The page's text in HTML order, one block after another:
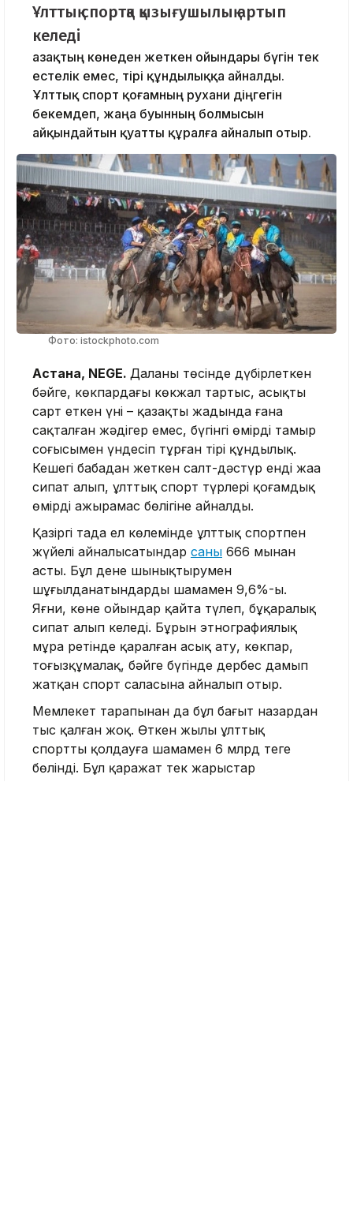
Ұлттық спортқа қызығушылық артып
келеді
Қазақтың көнеден жеткен ойындары бүгін тек
естелік емес, тірі құндылыққа айналды.
Ұлттық спорт қоғамның рухани діңгегін
бекемдеп, жаңа буынның болмысын
айқындайтын қуатты құралға айналып отыр.
Фото: istockphoto.com
Астана, NEGE. Даланың төсінде дүбірлеткен
бәйге, көкпардағы көкжал тартыс, асықтың
сарт еткен үні – қазақтың жадында ғана
сақталған жәдігер емес, бүгінгі өмірдің тамыр
соғысымен үндесіп тұрған тірі құндылық.
Кешегі бабадан жеткен салт-дәстүр енді жаңа
сипат алып, ұлттық спорт түрлері қоғамдық
өмірдің ажырамас бөлігіне айналды.
Қазіргі таңда ел көлемінде ұлттық спортпен
жүйелі айналысатындар саны 666 мыңнан
асты. Бұл дене шынықтырумен
шұғылданатындардың шамамен 9,6%-ы.
Яғни, көне ойындар қайта түлеп, бұқаралық
сипат алып келеді. Бұрын этнографиялық
мұра ретінде қаралған асық ату, көкпар,
тоғызқұмалақ, бәйге бүгінде дербес дамып
жатқан спорт саласына айналып отыр.
Мемлекет тарапынан да бұл бағыт назардан
тыс қалған жоқ. Өткен жылы ұлттық
спортты қолдауға шамамен 6 млрд теңге
бөлінді. Бұл қаражат тек жарыстар